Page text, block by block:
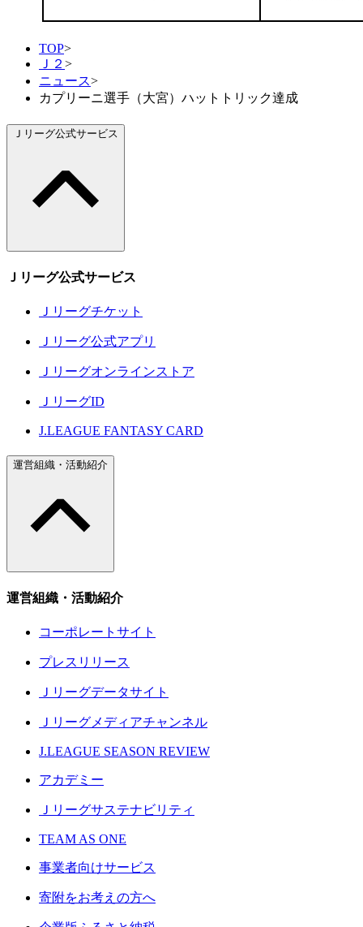
TOP>
Ｊ２ >
ニュース>
カプリーニ選手（大宮）ハットトリック達成
Ｊリーグ公式サービス
Ｊリーグ公式サービス
Ｊリーグチケット
Ｊリーグ公式アプリ
Ｊリーグオンラインストア
ＪリーグID
J.LEAGUE FANTASY CARD
運営組織・活動紹介
運営組織・活動紹介
コーポレートサイト
プレスリリース
Ｊリーグデータサイト
Ｊリーグメディアチャンネル
J.LEAGUE SEASON REVIEW
アカデミー
Ｊリーグサステナビリティ
TEAM AS ONE
事業者向けサービス
寄附をお考えの方へ